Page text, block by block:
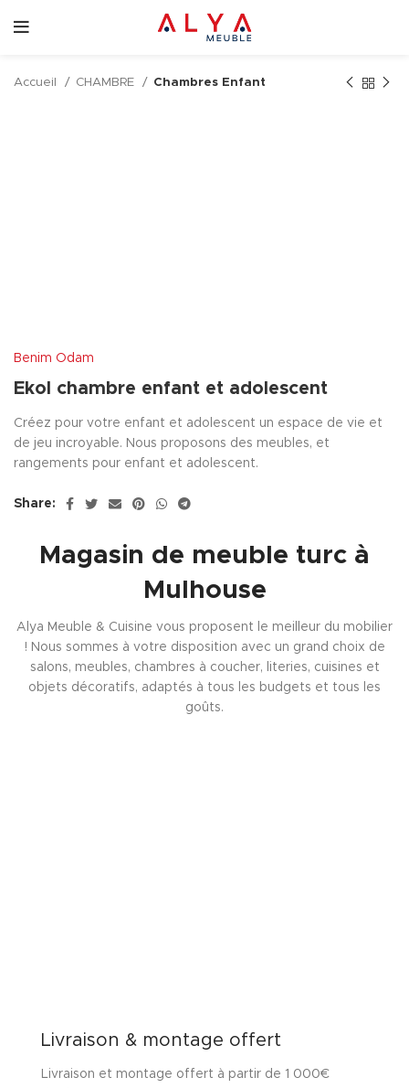
Accueil CHAMBRE Chambres Enfant
Benim Odam
Ekol chambre enfant et adolescent
Créez pour votre enfant et adolescent un espace de vie et
de jeu incroyable. Nous proposons des meubles, et
rangements pour enfant et adolescent.
Share:
Magasin de meuble turc à
Mulhouse
Alya Meuble & Cuisine vous proposent le meilleur du mobilier
! Nous sommes à votre disposition avec un grand choix de
salons, meubles, chambres à coucher, literies, cuisines et
objets décoratifs, adaptés à tous les budgets et tous les
goûts.
Livraison & montage offert
Livraison et montage offert à partir de 1 000€